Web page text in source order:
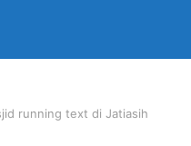
running text di Jatiasih